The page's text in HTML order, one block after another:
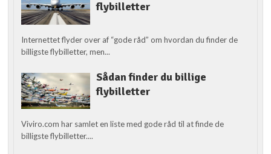
flybilletter
Internettet flyder over af “gode råd” om hvordan du finder de
billigste flybilletter, men...
Sådan finder du billige
flybilletter
Viviro.com har samlet en liste med gode råd til at finde de
billigste flybilletter....